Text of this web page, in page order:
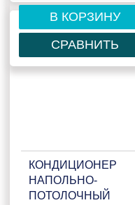
50HNN
В КОРЗИНУ
СРАВНИТЬ
КОНДИЦИОНЕР
НАПОЛЬНО-
ПОТОЛОЧНЫЙ